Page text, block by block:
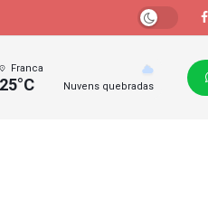
Franca
25°C Nuvens quebradas